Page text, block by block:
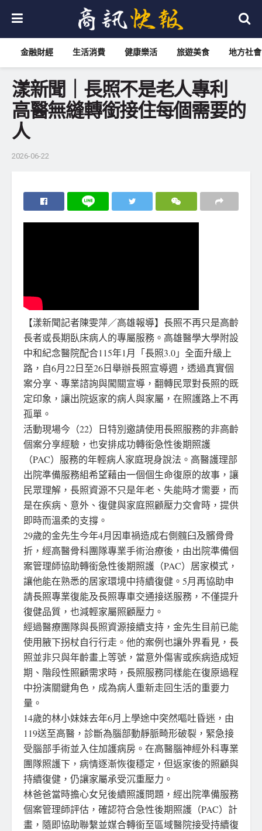
金融財經 生活消費 健康樂活 旅遊美食 地方社會
漾新聞｜長照不是老人專利
高醫無縫轉銜接住每個需要的
人
2026-06-22
【漾新聞記者陳雯萍／高雄報導】長照不再只是高齡
長者或長期臥床病人的專屬服務。高雄醫學大學附設
中和紀念醫院配合115年1月「長照3.0」全面升級上
路，自6月22日至26日舉辦長照宣導週，透過真實個
案分享、專業諮詢與闖關宣導，翻轉民眾對長照的既
定印象，讓出院返家的病人與家屬，在照護路上不再
孤單。
活動現場今（22）日特別邀請使用長照服務的非高齡
個案分享經驗，也安排成功轉銜急性後期照護
（PAC）服務的年輕病人家庭現身說法。高醫護理部
出院準備服務組希望藉由一個個生命復原的故事，讓
民眾理解，長照資源不只是年老、失能時才需要，而
是在疾病、意外、復健與家庭照顧壓力交會時，提供
即時而溫柔的支撐。
29歲的金先生今年4月因車禍造成右側髖臼及髕骨骨
折，經高醫骨科團隊專業手術治療後，由出院準備個
案管理師協助轉銜急性後期照護（PAC）居家模式，
讓他能在熟悉的居家環境中持續復健。5月再協助申
請長照專業復能及長照專車交通接送服務，不僅提升
復健品質，也減輕家屬照顧壓力。
經過醫療團隊與長照資源接續支持，金先生目前已能
使用腋下拐杖自行行走。他的案例也讓外界看見，長
照並非只與年齡畫上等號，當意外傷害或疾病造成短
期、階段性照顧需求時，長照服務同樣能在復原過程
中扮演關鍵角色，成為病人重新走回生活的重要力
量。
14歲的林小妹妹去年6月上學途中突然嘔吐昏迷，由
119送至高醫，診斷為腦部動靜脈畸形破裂，緊急接
受腦部手術並入住加護病房。在高醫腦神經外科專業
團隊照護下，病情逐漸恢復穩定，但返家後的照顧與
持續復健，仍讓家屬承受沉重壓力。
林爸爸當時擔心女兒後續照護問題，經出院準備服務
個案管理師評估，確認符合急性後期照護（PAC）計
畫，隨即協助聯繫並媒合轉銜至區域醫院接受持續復